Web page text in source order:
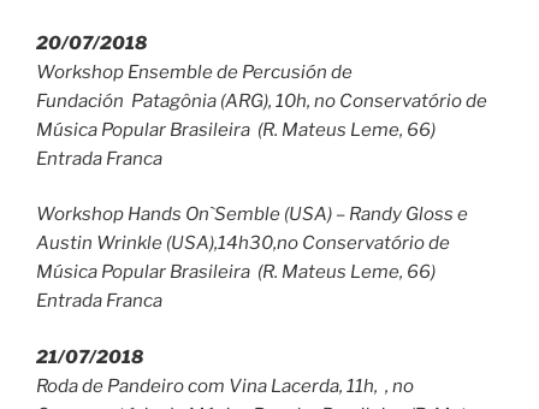
20/07/2018
Workshop Ensemble de Percusión de
Fundación Patagônia (ARG), 10h, no Conservatório de
Música Popular Brasileira (R. Mateus Leme, 66)
Entrada Franca
Workshop Hands On`Semble (USA) – Randy Gloss e
Austin Wrinkle (USA),14h30,no Conservatório de
Música Popular Brasileira (R. Mateus Leme, 66)
Entrada Franca
21/07/2018
Roda de Pandeiro com Vina Lacerda, 11h, , no